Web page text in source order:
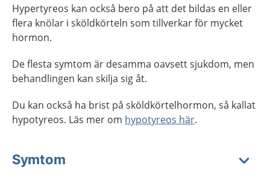
Hypertyreos kan också bero på att det bildas en eller
flera knölar i sköldkörteln som tillverkar för mycket
hormon.
De flesta symtom är desamma oavsett sjukdom, men
behandlingen kan skilja sig åt.
Du kan också ha brist på sköldkörtelhormon, så kallat
hypotyreos. Läs mer om hypotyreos här.
Symtom